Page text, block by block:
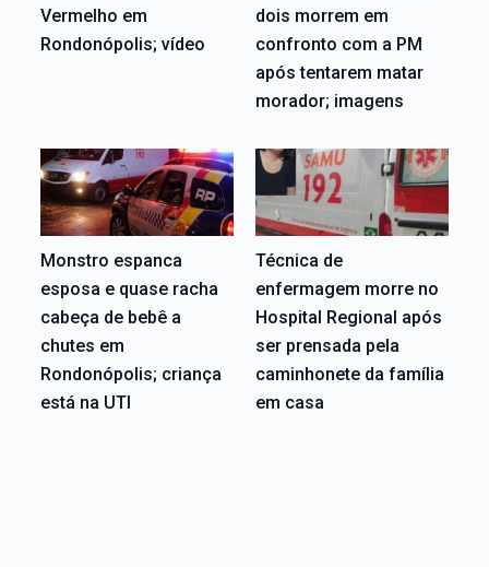
Vermelho em
Rondonópolis; vídeo
dois morrem em
confronto com a PM
após tentarem matar
morador; imagens
Monstro espanca
esposa e quase racha
cabeça de bebê a
chutes em
Rondonópolis; criança
está na UTI
Técnica de
enfermagem morre no
Hospital Regional após
ser prensada pela
caminhonete da família
em casa